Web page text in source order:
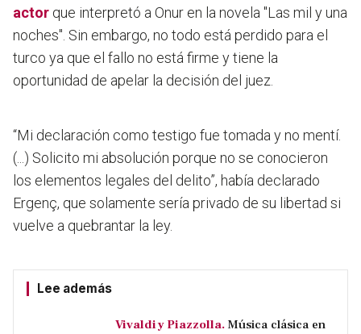
actor que interpretó a Onur en la novela "Las mil y una
noches". Sin embargo, no todo está perdido para el
turco ya que el fallo no está firme y tiene la
oportunidad de apelar la decisión del juez.
“Mi declaración como testigo fue tomada y no mentí.
(...) Solicito mi absolución porque no se conocieron
los elementos legales del delito”, había declarado
Ergenç, que solamente sería privado de su libertad si
vuelve a quebrantar la ley.
Lee además
Vivaldi y Piazzolla. Música clásica en